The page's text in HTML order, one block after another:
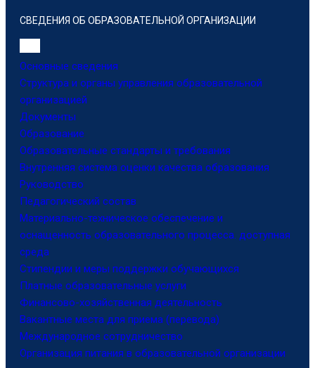
СВЕДЕНИЯ ОБ ОБРАЗОВАТЕЛЬНОЙ ОРГАНИЗАЦИИ
Основные сведения
Структура и органы управления образовательной
организацией
Документы
Образование
Образовательные стандарты и требования
Внутренняя система оценки качества образования
Руководство
Педагогический состав
Материально-техническое обеспечение и
оснащенность образовательного процесса. доступная
среда
Стипендии и меры поддержки обучающихся
Платные образовательные услуги
Финансово-хозяйственная деятельность
Вакантные места для приема (перевода)
Международное сотрудничество
Организация питания в образовательной организации